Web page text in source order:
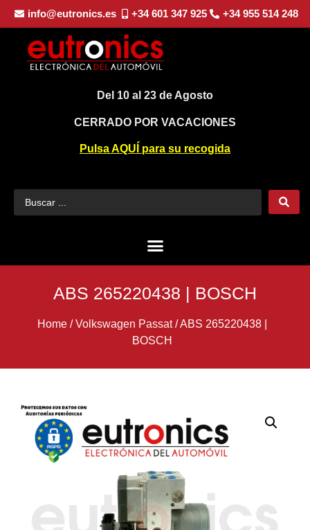
info@eutronics.es +34 601 347 925 +34 955 514 248
Del 10 al 23 de Agosto
CERRADO POR VACACIONES
Pulsa AQUÍ para su recogida
ABS 265220438 | BOSCH
Home/Volkswagen Passat/ABS 265220438 |
BOSCH